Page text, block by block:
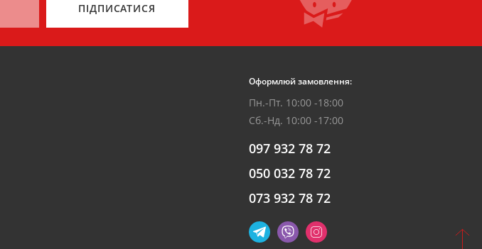
ПІДПИСАТИСЯ
Оформлюй замовлення:
Пн.-Пт. 10:00 -18:00
Сб.-Нд. 10:00 -17:00
097 932 78 72
050 032 78 72
073 932 78 72